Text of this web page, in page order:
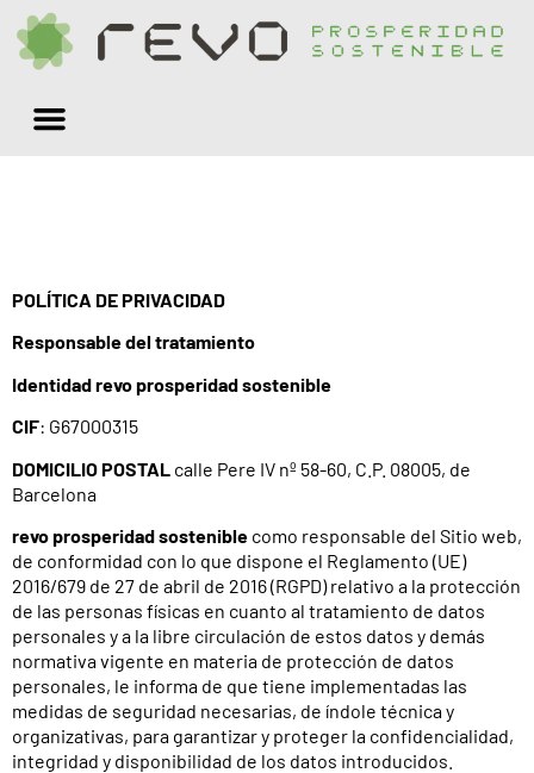
POLÍTICA DE PRIVACIDAD
Responsable del tratamiento
Identidadrevo prosperidad sostenible
CIF: G67000315
DOMICILIO POSTAL calle Pere IV nº 58-60, C.P. 08005, de
Barcelona
revo prosperidad sostenible como responsable del Sitio web,
de conformidad con lo que dispone el Reglamento (UE)
2016/679 de 27 de abril de 2016 (RGPD) relativo a la protección
de las personas físicas en cuanto al tratamiento de datos
personales y a la libre circulación de estos datos y demás
normativa vigente en materia de protección de datos
personales, le informa de que tiene implementadas las
medidas de seguridad necesarias, de índole técnica y
organizativas, para garantizar y proteger la confidencialidad,
integridad y disponibilidad de los datos introducidos.